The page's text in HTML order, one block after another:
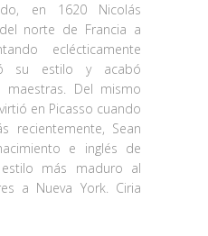
en 1620 Nicolás
norte de Francia a
eclécticamente
su estilo y acabó
maestras. Del mismo
en Picasso cuando
recientemente, Sean
e inglés de
más maduro al
a Nueva York. Ciria